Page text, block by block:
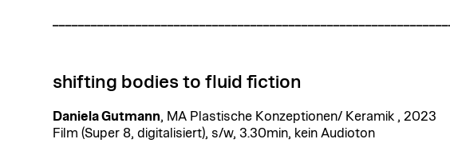
shifting bodies to fluid fiction
Daniela Gutmann, MA Plastische Konzeptionen/ Keramik , 2023
Film (Super 8, digitalisiert), s/w, 3.30min, kein Audioton